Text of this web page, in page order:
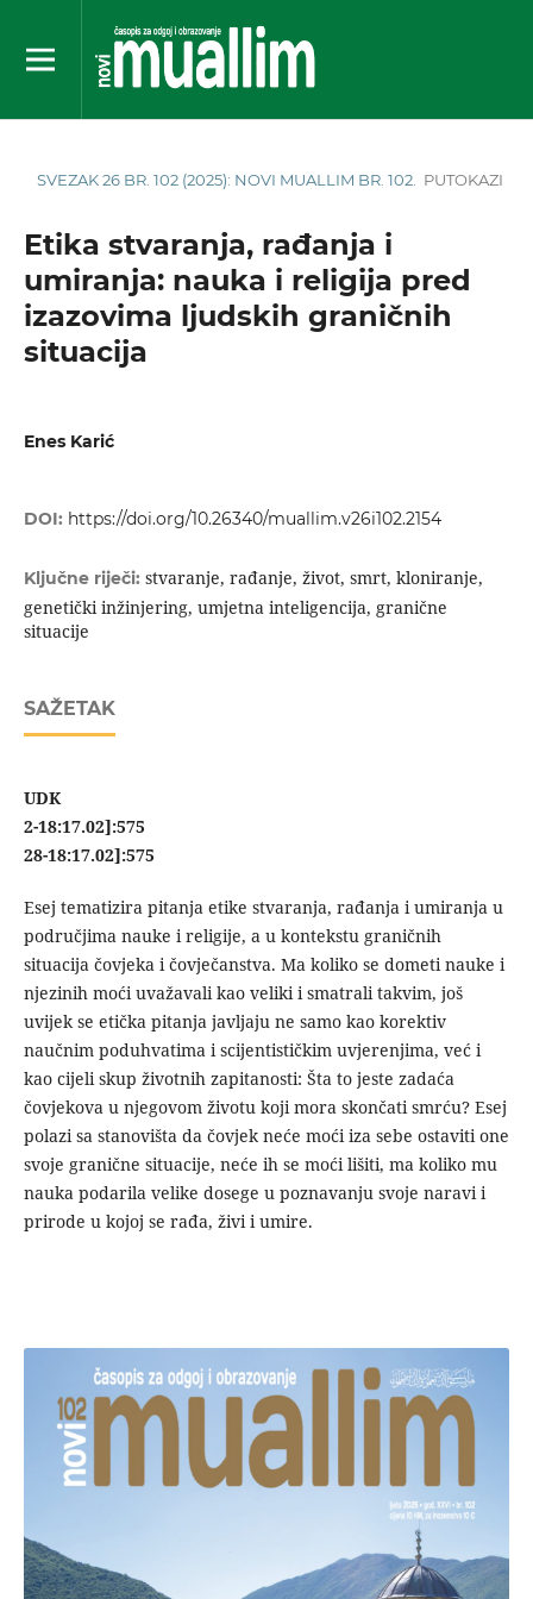
SVEZAK 26 BR. 102 (2025): NOVI MUALLIM BR. 102. PUTOKAZI
Etika stvaranja, rađanja i
umiranja: nauka i religija pred
izazovima ljudskih graničnih
situacija
Enes Karić
DOI: https://doi.org/10.26340/muallim.v26i102.2154
Ključne riječi: stvaranje, rađanje, život, smrt, kloniranje,
genetički inžinjering, umjetna inteligencija, granične
situacije
SAŽETAK
UDK
2-18:17.02]:575
28-18:17.02]:575
Esej tematizira pitanja etike stvaranja, rađanja i umiranja u
područjima nauke i religije, a u kontekstu graničnih
situacija čovjeka i čovječanstva. Ma koliko se dometi nauke i
njezinih moći uvažavali kao veliki i smatrali takvim, još
uvijek se etička pitanja javljaju ne samo kao korektiv
naučnim poduhvatima i scijentističkim uvjerenjima, već i
kao cijeli skup životnih zapitanosti: Šta to jeste zadaća
čovjekova u njegovom životu koji mora skončati smrću? Esej
polazi sa stanovišta da čovjek neće moći iza sebe ostaviti one
svoje granične situacije, neće ih se moći lišiti, ma koliko mu
nauka podarila velike dosege u poznavanju svoje naravi i
prirode u kojoj se rađa, živi i umire.